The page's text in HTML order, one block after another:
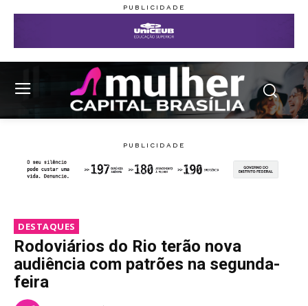
DESTAQUES
Rodoviários do Rio terão nova
audiência com patrões na segunda-
feira